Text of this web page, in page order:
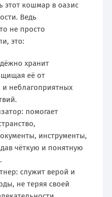
этот кошмар в оазис
Ведь
не просто
это:
хранит
её от
и неблагоприятных
помогает
инструменты,
чёткую и понятную
служит верой и
не теряя своей